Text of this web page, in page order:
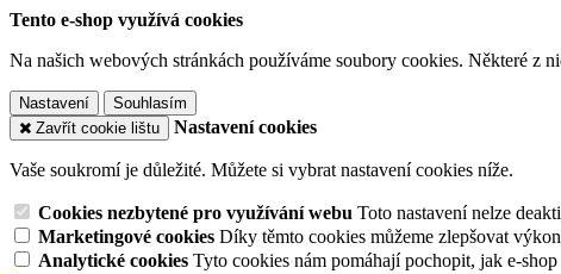
Tento e-shop využívá cookies
Na našich webových stránkách používáme soubory cookies. Některé z
Nastavení
Souhlasím
Zavřít cookie lištu
Nastavení cookies
Vaše soukromí je důležité. Můžete si vybrat nastavení cookies níže.
Cookies nezbytené pro využívání webu Toto nastavení nelze
Marketingové cookies Díky těmto cookies můžeme zlepšovat
Analytické cookies Tyto cookies nám pomáhají pochopit, jak e-